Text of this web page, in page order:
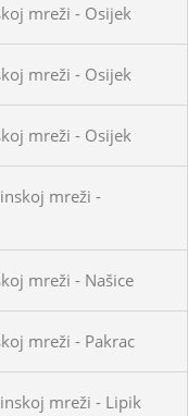
mreži - Osijek
mreži - Osijek
mreži - Osijek
mreži -
mreži - Našice
mreži - Pakrac
mreži - Lipik